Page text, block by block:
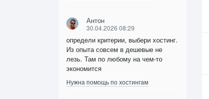
Антон
30.04.2026 08:29
определи критерии, выбери хостинг.
Из опыта совсем в дешевые не
лезь. Там по любому на чем-то
экономится
Нужна помощь по хостингам